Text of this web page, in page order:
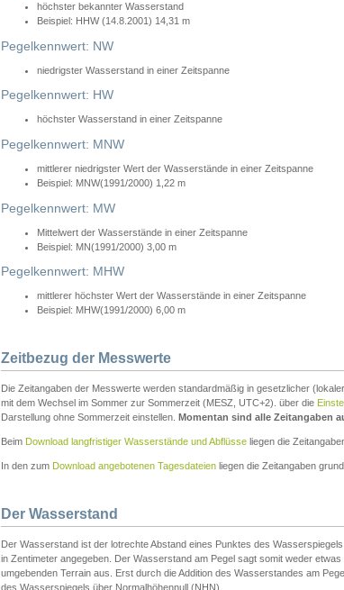
höchster bekannter Wasserstand
Beispiel: HHW (14.8.2001) 14,31 m
Pegelkennwert: NW
niedrigster Wasserstand in einer Zeitspanne
Pegelkennwert: HW
höchster Wasserstand in einer Zeitspanne
Pegelkennwert: MNW
mittlerer niedrigster Wert der Wasserstände in einer Zeitspanne
Beispiel: MNW(1991/2000) 1,22 m
Pegelkennwert: MW
Mittelwert der Wasserstände in einer Zeitspanne
Beispiel: MN(1991/2000) 3,00 m
Pegelkennwert: MHW
mittlerer höchster Wert der Wasserstände in einer Zeitspanne
Beispiel: MHW(1991/2000) 6,00 m
Zeitbezug der Messwerte
Die Zeitangaben der Messwerte werden standardmäßig in gesetzlicher
mit dem Wechsel im Sommer zur Sommerzeit (MESZ, UTC+2). über die
Darstellung ohne Sommerzeit einstellen. Momentan sind alle Zeitangaben
Beim Download langfristiger Wasserstände und Abflüsse liegen die
In den zum Download angebotenen Tagesdateien liegen die Zeitangaben
Der Wasserstand
Der Wasserstand ist der lotrechte Abstand eines Punktes des
in Zentimeter angegeben. Der Wasserstand am Pegel sagt somit weder
umgebenden Terrain aus. Erst durch die Addition des Wasserstandes am
des Wasserspiegels über Normalhöhennull (NHN).